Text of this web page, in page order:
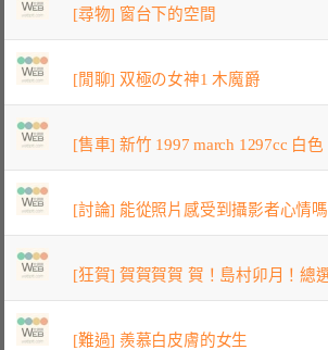
[尋物] 窗台下的空間
[閒聊] 双極の女神1 木魔爵
[售車] 新竹 1997 march 1297cc 白色
[討論] 能從照片感受到攝影者心情嗎
[狂賀] 賀賀賀賀 賀！島村卯月！總
[難過] 羨慕白皮膚的女生